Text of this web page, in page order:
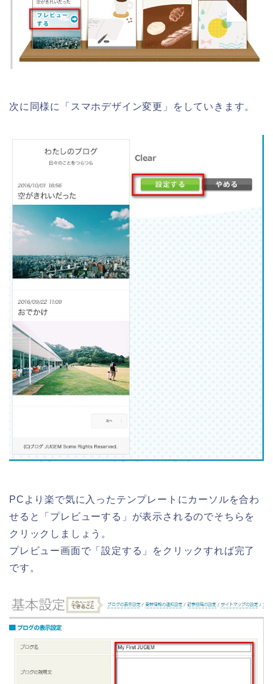
次に同様に「スマホデザイン変更」をしていきます。
PCより楽で気に入ったテンプレートにカーソルを合わ
せると「プレビューする」が表示されるのでそちらを
クリックしましょう。
プレビュー画面で「設定する」をクリックすれば完了
です。